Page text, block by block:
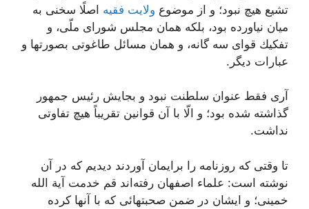
تشیع هیچ نبود؛ و از موضوع ولایت فقیه اصلًا سخنى به
میان نیاورده بود، بلكه همان مجلس شوراى ملّى، و
تفكیك قواى سه گانه، و همان مسائل طاغوتى بصورتها و
عبارات دیگر.
آرى فقط عنوان سلطنت نبود و بجایش رئیس جمهور
گذاشته شده بود؛ و الّا با آن قوانین تقریباً هیچ تفاوتى
نداشت.
تا وقتى كه روزنامه را برایمان آوردند دیدیم كه در آن
نوشته است: علماء اصفهان رفته‌اند قم خدمت آیة الله
خمینى؛ و ایشان در ضمن صحبتهائى كه با آنها كرده